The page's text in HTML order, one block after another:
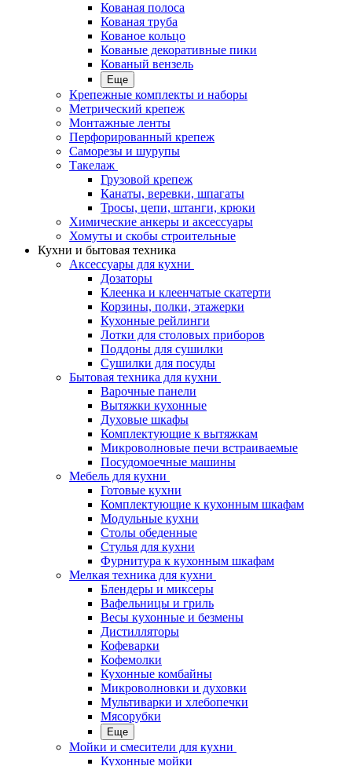
Кованая полоса
Кованая труба
Кованое кольцо
Кованые декоративные пики
Кованый вензель
Еще
Крепежные комплекты и наборы
Метрический крепеж
Монтажные ленты
Перфорированный крепеж
Саморезы и шурупы
Такелаж
Грузовой крепеж
Канаты, веревки, шпагаты
Тросы, цепи, штанги, крюки
Химические анкеры и аксессуары
Хомуты и скобы строительные
Кухни и бытовая техника
Аксессуары для кухни
Дозаторы
Клеенка и клеенчатые скатерти
Корзины, полки, этажерки
Кухонные рейлинги
Лотки для столовых приборов
Поддоны для сушилки
Сушилки для посуды
Бытовая техника для кухни
Варочные панели
Вытяжки кухонные
Духовые шкафы
Комплектующие к вытяжкам
Микроволновые печи встраиваемые
Посудомоечные машины
Мебель для кухни
Готовые кухни
Комплектующие к кухонным шкафам
Модульные кухни
Столы обеденные
Стулья для кухни
Фурнитура к кухонным шкафам
Мелкая техника для кухни
Блендеры и миксеры
Вафельницы и гриль
Весы кухонные и безмены
Дистилляторы
Кофеварки
Кофемолки
Кухонные комбайны
Микроволновки и духовки
Мультиварки и хлебопечки
Мясорубки
Еще
Мойки и смесители для кухни
Кухонные мойки